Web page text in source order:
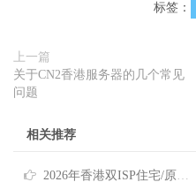
标签：
上一篇
关于CN2香港服务器的几个常见
问题
相关推荐
2026年香港双ISP住宅/原生IP/家宽VPS商家推荐